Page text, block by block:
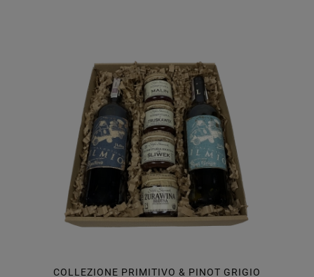
COLLEZIONE PRIMITIVO & PINOT GRIGIO